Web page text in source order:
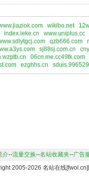
wikibo.net
index.leke.cn
www.uniplus.cc
qzb666.com
sj88sj.com.cn
06cn.me.cc49tk.com
ezghhs.cn
介--流量交换--名站收藏夹--广告
2005-2026 名站在线